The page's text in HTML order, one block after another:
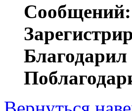
Сообщений:
Благодарил